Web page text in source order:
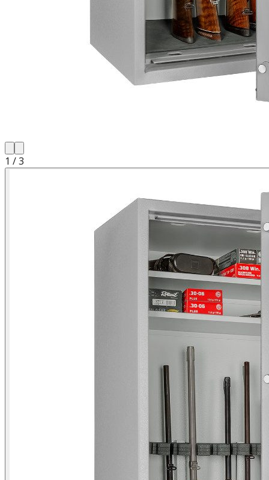
1 /3